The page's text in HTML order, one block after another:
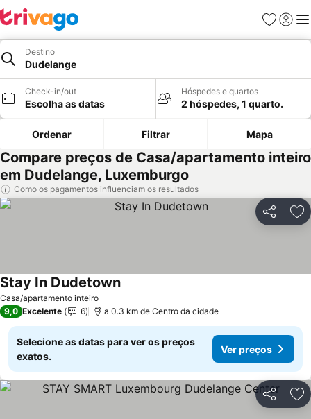
Favoritos
Iniciar
Destino
Dudelange
Check-in/out
Escolha as datas
Hóspedes e quartos
2 hóspedes, 1 quarto.
Ordenar Filtrar Mapa
Compare preços de Casa/apartamento inteiro
em Dudelange, Luxemburgo
Como os pagamentos influenciam os resultados
Partilhar
Casa/apartamento inteiro
Stay In DudetownVer preços
9,0 Excelente 6 a 0.3 km de Centro da cidade
Selecione as datas para ver os preços
exatos.
Ver preços
Partilhar